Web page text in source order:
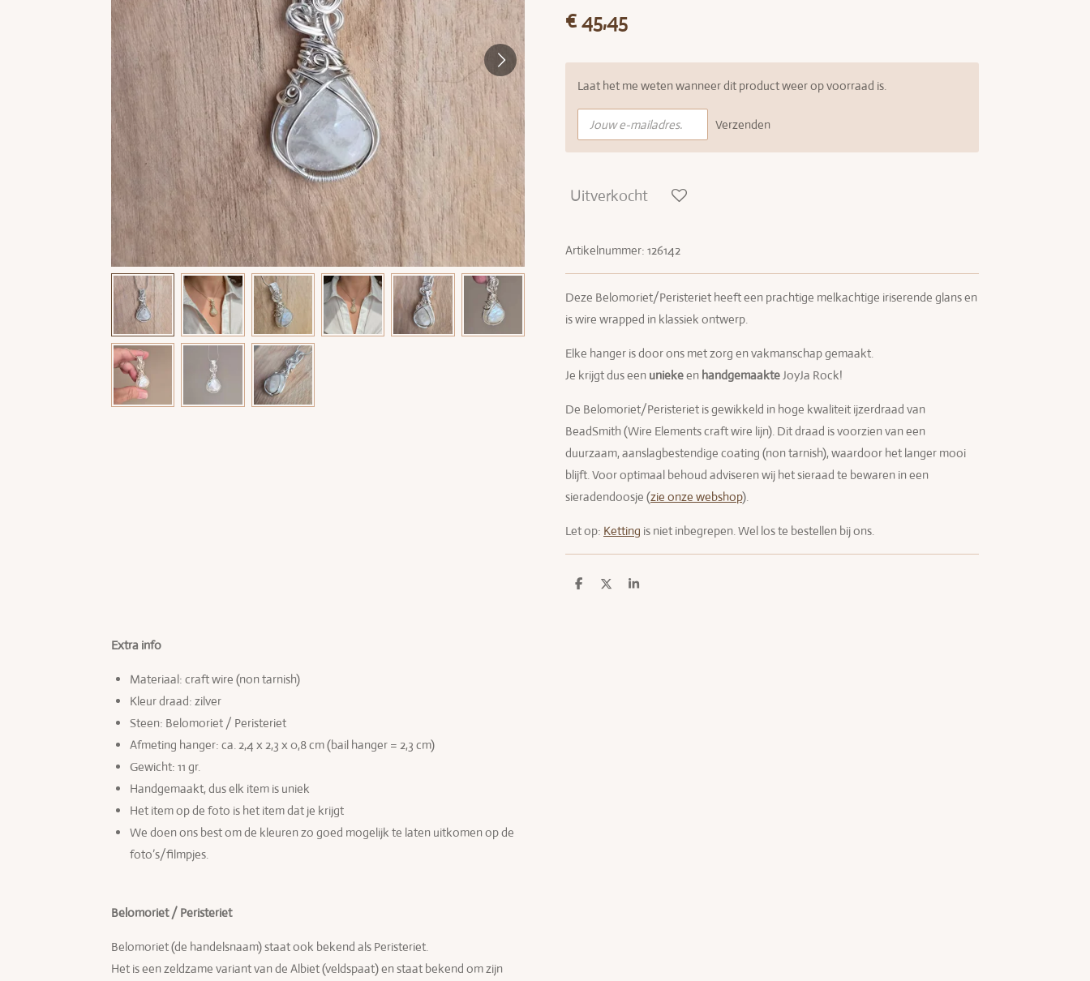
€ 45,45
Laat het me weten wanneer dit product weer op voorraad is.
Verzenden
Uitverkocht
Artikelnummer: 126142
Deze Belomoriet/Peristeriet heeft een prachtige melkachtige iriserende glans en
is wire wrapped in klassiek ontwerp.
Elke hanger is door ons met zorg en vakmanschap gemaakt.
Je krijgt dus een uniekeen handgemaakteJoyJa Rock!
De Belomoriet/Peristeriet is gewikkeld in hoge kwaliteit ijzerdraad van
BeadSmith (Wire Elements craft wire lijn). Dit draad is voorzien van een
duurzaam, aanslagbestendige coating (non tarnish), waardoor het langer mooi
blijft. Voor optimaal behoud adviseren wij het sieraad te bewaren in een
sieradendoosje (zie onze webshop).
Let op: Ketting is niet inbegrepen. Wel los te bestellen bij ons.
D
D
S
Extra info
Materiaal: craft wire (non tarnish)
Kleur draad: zilver
Steen: Belomoriet / Peristeriet
Afmeting hanger: ca. 2,4 x 2,3 x 0,8 cm (bail hanger = 2,3 cm)
Gewicht: 11 gr.
Handgemaakt, dus elk item is uniek
Het item op de foto is het item dat je krijgt
We doen ons best om de kleuren zo goed mogelijk te laten uitkomen op de
foto’s/filmpjes.
Belomoriet / Peristeriet
Belomoriet (de handelsnaam) staat ook bekend als Peristeriet.
Het is een zeldzame variant van de Albiet (veldspaat) en staat bekend om zijn